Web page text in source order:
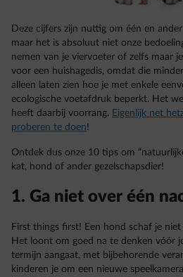
Deze cijfers zijn nuttig om één en
maar het is absoluut niet onze
nemen van je viervoeter of zelfs maar
voor een huishagedis, omdat die
alleen laten zien hoe je met enkele
ecologische voetafdruk beperkt. Het
heeft daarbij voorrang. Eigenlijk net
proberen te doen!
Ontdek dus onze 10 tips om
kat, hond of ander gezelschapsdier!
1. Ga niet over één
First things first! Een hond schaf je niet
Het loont om goed na te denken vóór
termijn aangaat, met bijbehorende
kinderen je om een nieuwe